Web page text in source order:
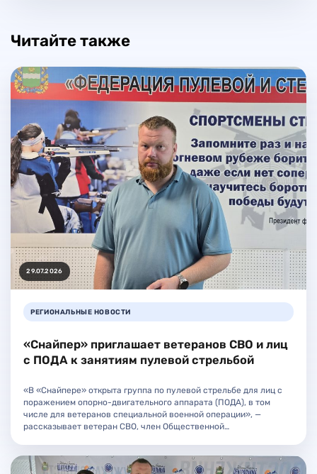
Читайте также
29.07.2026
РЕГИОНАЛЬНЫЕ НОВОСТИ
«Снайпер» приглашает ветеранов СВО и лиц
с ПОДА к занятиям пулевой стрельбой
«В «Снайпере» открыта группа по пулевой стрельбе для лиц с
поражением опорно-двигательного аппарата (ПОДА), в том
числе для ветеранов специальной военной операции», —
рассказывает ветеран СВО, член Общественной…